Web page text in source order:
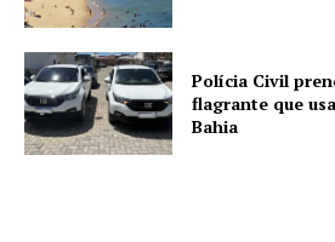
Polícia Civil
flagrante que
Bahia